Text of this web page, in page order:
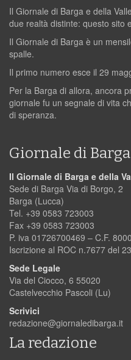
Il Giornale di Barga e della
due realtà distinte: questo sito
Il Giornale di Barga è un
spalle.
Il primo numero esce il 29
Per la Barga di allora, ancora
giornale fu un segnale di vita
di speranza.
Giornale di Barga
Il Giornale di Barga e della
Sede di Barga Via di Borgo, 2
Barga (Lucca)
Tel. +39 0583 723003
Fax +39 0583 723003
P. iva 01726700469 – C.F.
Iscrizione al ROC n.7677 del
Sede Legale
Via del Ciocco, 6 55020
Castelvecchio Pascoli (Lu)
Scrivici
redazione@giornaledibarga.it
La redazione